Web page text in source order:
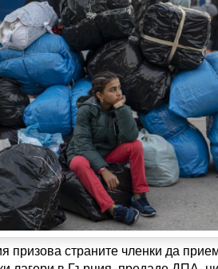
призова страните членки да